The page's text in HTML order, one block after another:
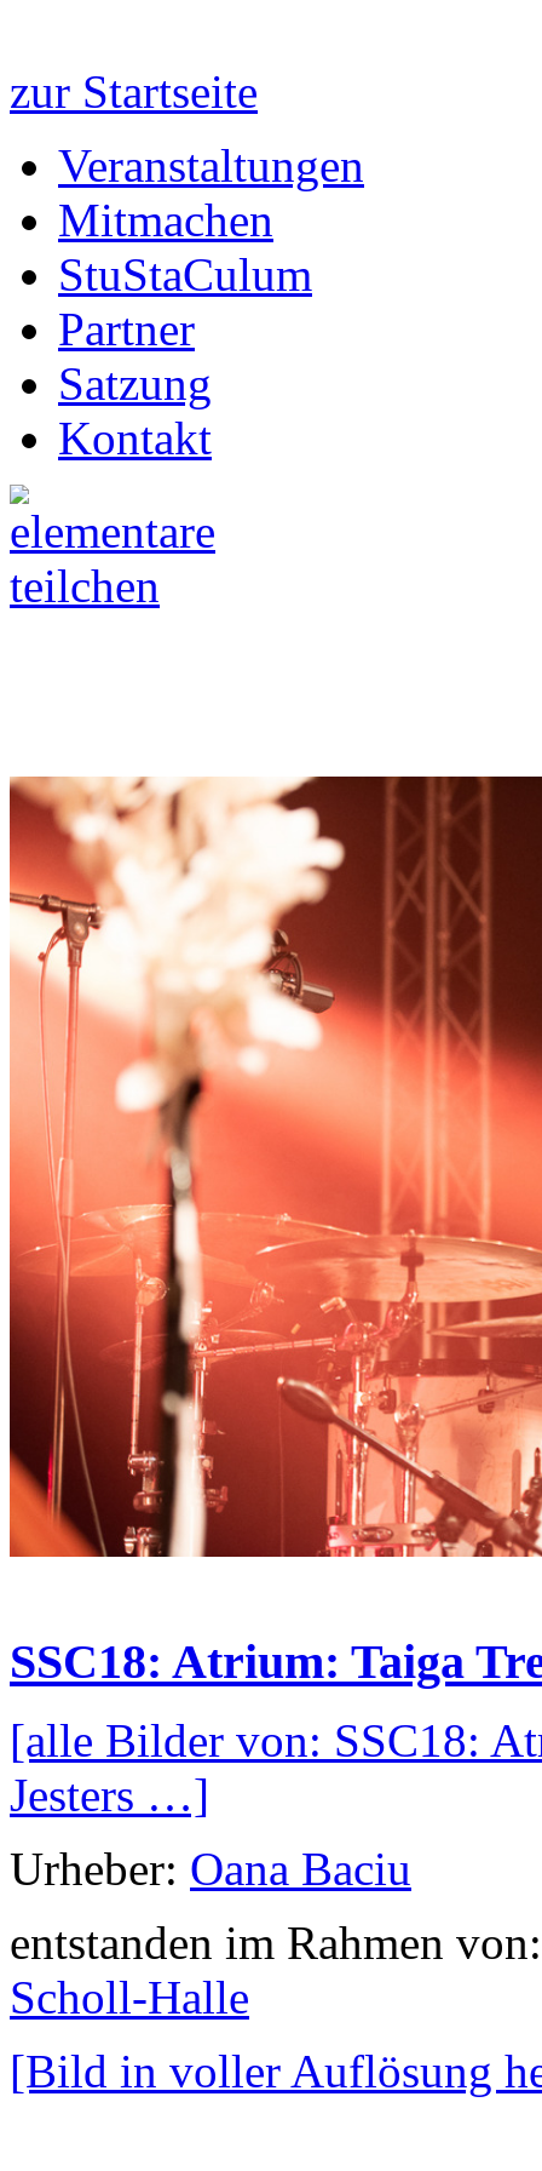
zur Startseite
Veranstaltungen
Mitmachen
StuStaCulum
Partner
Satzung
Kontakt
SSC18: Atrium: Taiga
[alle Bilder von: SSC18:
Jesters …]
Urheber: Oana Baciu
entstanden im Rahmen
Scholl-Halle
[Bild in voller Auflösung